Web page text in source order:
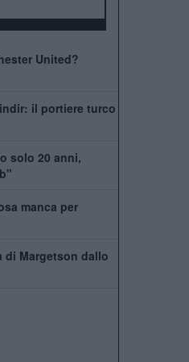
United?
il portiere turco
solo 20 anni,
manca per
di Margetson dallo